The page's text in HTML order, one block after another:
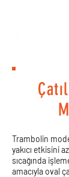
Trambolin
yakıcı etkisini
sıcağında
amacıyla oval